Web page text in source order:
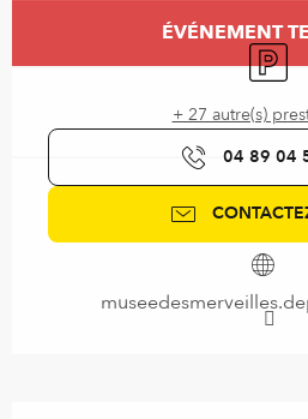
Ouverture et coordonnées
ÉVÉNEMENT
Parking
+ 27 autre(s)
04 89 04